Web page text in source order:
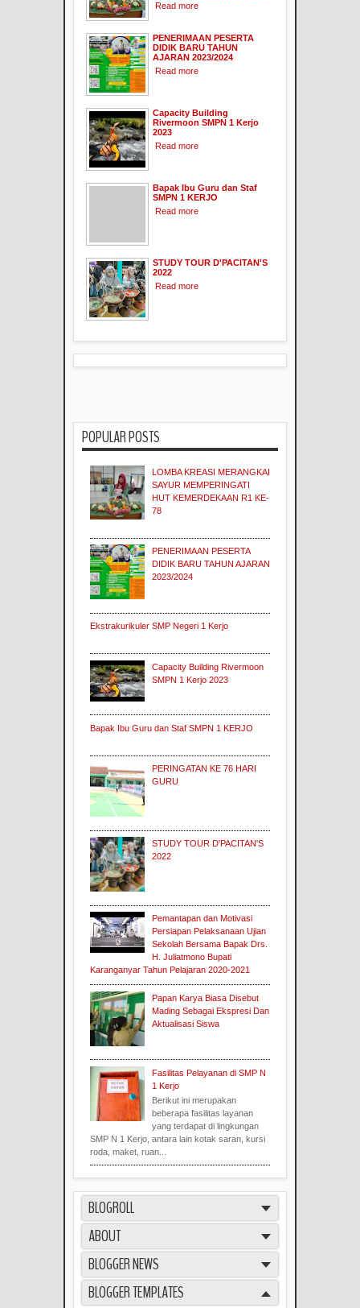
Read more
PENERIMAAN PESERTA
DIDIK BARU TAHUN
AJARAN 2023/2024
Read more
Capacity Building
Rivermoon SMPN 1 Kerjo
2023
Read more
Bapak Ibu Guru dan Staf
SMPN 1 KERJO
Read more
STUDY TOUR D'PACITAN'S
2022
Read more
POPULAR POSTS
LOMBA KREASI MERANGKAI
SAYUR MEMPERINGATI
HUT KEMERDEKAAN R1 KE-
78
PENERIMAAN PESERTA
DIDIK BARU TAHUN AJARAN
2023/2024
Ekstrakurikuler SMP Negeri 1 Kerjo
Capacity Building Rivermoon
SMPN 1 Kerjo 2023
Bapak Ibu Guru dan Staf SMPN 1 KERJO
PERINGATAN KE 76 HARI
GURU
STUDY TOUR D'PACITAN'S
2022
Pemantapan dan Motivasi
Persiapan Pelaksanaan Ujian
Sekolah Bersama Bapak Drs.
H. Juliatmono Bupati
Karanganyar Tahun Pelajaran 2020-2021
Papan Karya Biasa Disebut
Mading Sebagai Ekspresi Dan
Aktualisasi Siswa
Fasilitas Pelayanan di SMP N
1 Kerjo
Berikut ini merupakan
beberapa fasilitas layanan
yang terdapat di lingkungan
SMP N 1 Kerjo, antara lain kotak saran, kursi
roda, maket, ruan...
BLOGROLL
ABOUT
BLOGGER NEWS
BLOGGER TEMPLATES